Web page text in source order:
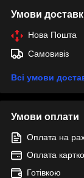
Умови
Нова Пошта
Самовивіз
Всі умови
Умови оплати
Оплата на
Оплата
Готівкою